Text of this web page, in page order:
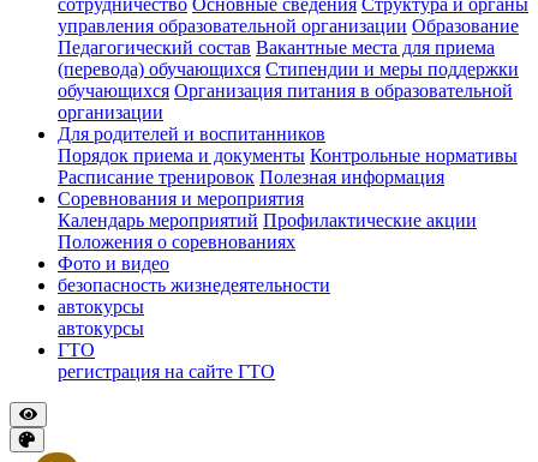
сотрудничество Основные сведения Структура и органы
управления образовательной организации Образование
Педагогический состав Вакантные места для приема
(перевода) обучающихся Стипендии и меры поддержки
обучающихся Организация питания в образовательной
организации
Для родителей и воспитанников
Порядок приема и документы Контрольные нормативы
Расписание тренировок Полезная информация
Соревнования и мероприятия
Календарь мероприятий Профилактические акции
Положения о соревнованиях
Фото и видео
безопасность жизнедеятельности
автокурсы
автокурсы
ГТО
регистрация на сайте ГТО